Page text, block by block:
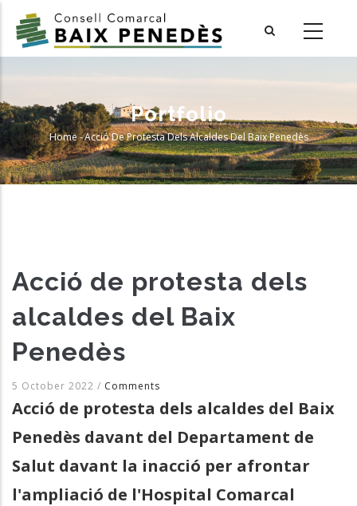
main
Portfolio
Breadcrumb
Home-Acció De Protesta Dels Alcaldes Del Baix Penedès
Acció de protesta dels
alcaldes del Baix
Penedès
5 October 2022 / Comments
Acció de protesta dels alcaldes del Baix
Penedès davant del Departament de
Salut davant la inacció per afrontar
l'ampliació de l'Hospital Comarcal